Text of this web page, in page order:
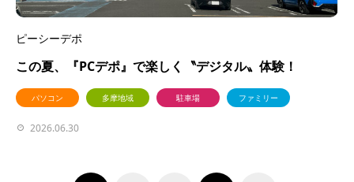
ピーシーデポ
この夏、『PCデポ』で楽しく〝デジタル〟体験！
パソコン 多摩地域 駐車場 ファミリー
2026.06.30